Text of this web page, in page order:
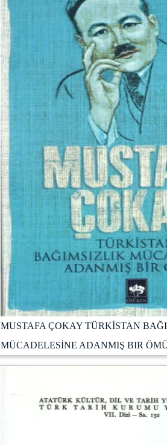
MUSTAFA ÇOKAY TÜRKİSTAN
MÜCADELESİNE ADANMIŞ BIR